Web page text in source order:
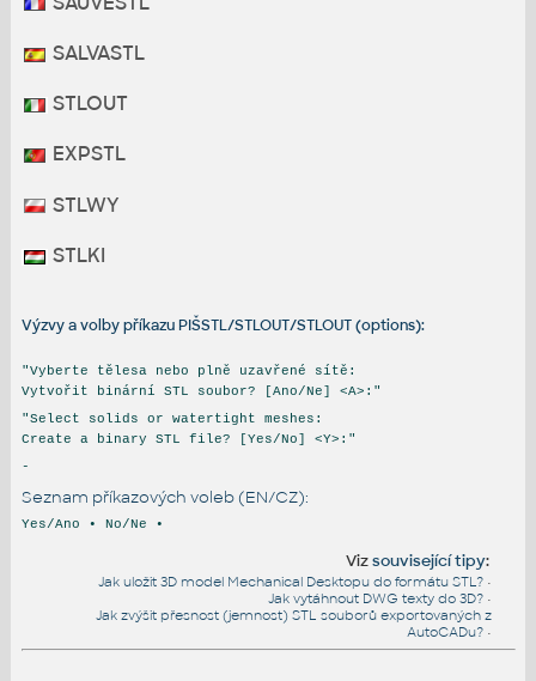
SALVASTL
STLOUT
EXPSTL
STLWY
STLKI
Výzvy a volby příkazu PIŠSTL/STLOUT/STLOUT (options):
"Vyberte tělesa nebo plně uzavřené sítě:
Vytvořit binární STL soubor? [Ano/Ne] <A>:"
"Select solids or watertight meshes:
Create a binary STL file? [Yes/No] <Y>:"
-
Seznam příkazových voleb (EN/CZ):
Yes/Ano • No/Ne •
Vizsouvisející tipy:
Jak uložit 3D model Mechanical Desktopu do formátu STL? •
Jak vytáhnout DWG texty do 3D? •
Jak zvýšit přesnost (jemnost) STL souborů exportovaných z
AutoCADu? •